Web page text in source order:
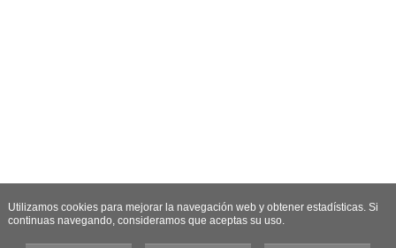
Utilizamos cookies para mejorar la navegación web y obtener estadísticas. Si
continuas navegando, consideramos que aceptas su uso.